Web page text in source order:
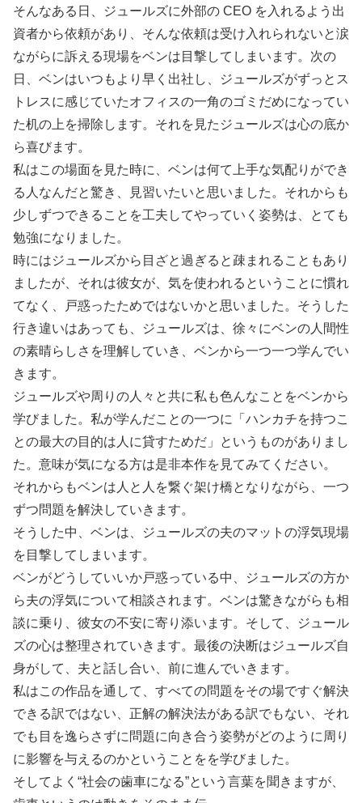
そんなある日、ジュールズに外部の CEO を入れるよう出
資者から依頼があり、そんな依頼は受け入れられないと涙
ながらに訴える現場をベンは目撃してしまいます。次の
日、ベンはいつもより早く出社し、ジュールズがずっとス
トレスに感じていたオフィスの一角のゴミだめになってい
た机の上を掃除します。それを見たジュールズは心の底か
ら喜びます。
私はこの場面を見た時に、ベンは何て上手な気配りができ
る人なんだと驚き、見習いたいと思いました。それからも
少しずつできることを工夫してやっていく姿勢は、とても
勉強になりました。
時にはジュールズから目ざと過ぎると疎まれることもあり
ましたが、それは彼女が、気を使われるということに慣れ
てなく、戸惑ったためではないかと思いました。そうした
行き違いはあっても、ジュールズは、徐々にベンの人間性
の素晴らしさを理解していき、ベンから一つ一つ学んでい
きます。
ジュールズや周りの人々と共に私も色んなことをベンから
学びました。私が学んだことの一つに「ハンカチを持つこ
との最大の目的は人に貸すためだ」というものがありまし
た。意味が気になる方は是非本作を見てみてください。
それからもベンは人と人を繋ぐ架け橋となりながら、一つ
ずつ問題を解決していきます。
そうした中、ベンは、ジュールズの夫のマットの浮気現場
を目撃してしまいます。
ベンがどうしていいか戸惑っている中、ジュールズの方か
ら夫の浮気について相談されます。ベンは驚きながらも相
談に乗り、彼女の不安に寄り添います。そして、ジュール
ズの心は整理されていきます。最後の決断はジュールズ自
身がして、夫と話し合い、前に進んでいきます。
私はこの作品を通して、すべての問題をその場ですぐ解決
できる訳ではない、正解の解決法がある訳でもない、それ
でも目を逸らさずに問題に向き合う姿勢がどのように周り
に影響を与えるのかということをを学びました。
そしてよく“社会の歯車になる”という言葉を聞きますが、